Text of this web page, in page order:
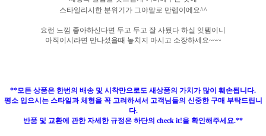
스타일리시한 분위기가 그야말로 만렙이에요^^
요런 느낌 좋아하신다면 두고 두고 잘 사뒀다 하실 잇템이니
아직이시라면 만나셨을때 놓치지 마시고 소장하세요~~~
**모든 상품은 한번의 배송 및 시착만으로도 새상품의 가치가 많이 훼손됩니다.
평소 입으시는 스타일과 체형을 꼭 고려하셔서 고객님들의 신중한 구매 부탁드립니
다.
반품 및 교환에 관한 자세한 규정은 하단의 check it!을 확인해주세요.**